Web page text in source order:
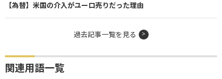
【為替】米国の介入がユーロ売りだった理由
過去記事一覧を見る
関連用語一覧